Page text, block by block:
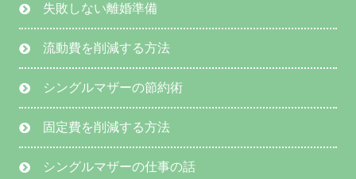
失敗しない離婚準備
流動費を削減する方法
シングルマザーの節約術
固定費を削減する方法
シングルマザーの仕事の話